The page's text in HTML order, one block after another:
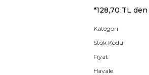
*128,70 TL
Kategori
Stok Kodu
Fiyat
Havale